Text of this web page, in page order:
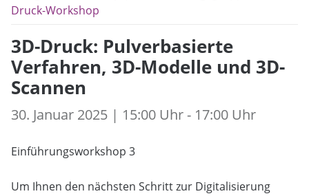
Druck-Workshop
3D-Druck: Pulverbasierte
Verfahren, 3D-Modelle und 3D-
Scannen
30. Januar 2025 | 15:00 Uhr - 17:00 Uhr
Einführungsworkshop 3
Um Ihnen den nächsten Schritt zur Digitalisierung